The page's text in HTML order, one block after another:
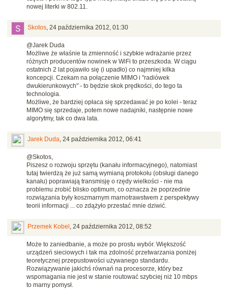
nowej literki w 802.11.
Skotos, 24 października 2012, 01:30
@Jarek Duda
Możliwe że właśnie ta zmienność i szybkie wdrażanie przez
różnych producentów nowinek w WiFi to przeszkoda. W ciągu
ostatnich 2 lat pojawiło się (i upadło) co najmniej kilka
koncepcji. Czekam na połączenie MIMO i "radiówek
dwukierunkowych" - to będzie skok prędkości, do tego ta
technologia.
Możliwe, że bardziej opłaca się sprzedawać je po kolei - teraz
MIMO się sprzedaje, potem nowe nadajniki, następnie nowe
algorytmy, tak co dwa lata.
Jarek Duda, 24 października 2012, 06:41
@Skotos,
Piszesz o rozwoju sprzętu (kanału informacyjnego), natomiast
tutaj twierdzą że już samą wymianą protokołu (obsługi danego
kanału) poprawiają transmisję o rzędy wielkości - nie ma
problemu zrobić blisko optimum, co oznacza że poprzednie
rozwiązania były koszmarnym marnotrawstwem z perspektywy
teorii informacji ... co zdążyło przestać mnie dziwić.
Przemek Kobel , 24 października 2012, 08:52
Może to zaniedbanie, a może po prostu wybór. Większość
urządzeń sieciowych i tak ma zdolność przetwarzania poniżej
teoretycznej przepustowości używanego standardu.
Rozwiązywanie jakichś równań na procesorze, który bez
wspomagania nie jest w stanie routować szybciej niż 10 mbps
to marny pomysł.